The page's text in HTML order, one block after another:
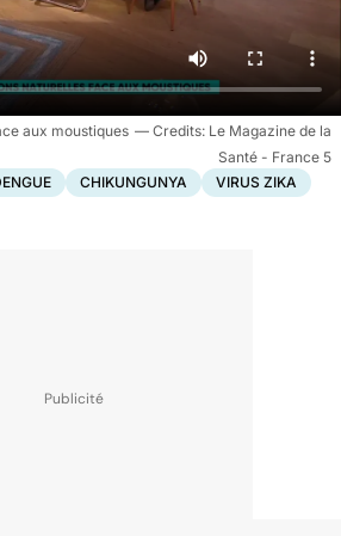
aux moustiques
Le Magazine de la
Santé - France 5
CHIKUNGUNYA
VIRUS ZIKA